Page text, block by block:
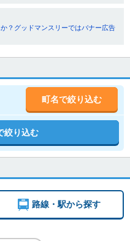
？グッドマンスリーではバナー広告
町名で絞り込む
絞り込む
路線・駅から探す